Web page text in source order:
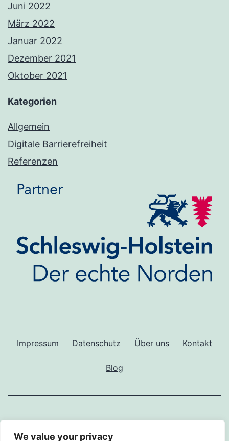
We value your privacy
Juni 2022
März 2022
Januar 2022
Dezember 2021
Oktober 2021
Kategorien
Allgemein
Digitale Barrierefreiheit
Referenzen
Impressum Datenschutz Über uns Kontakt
Blog